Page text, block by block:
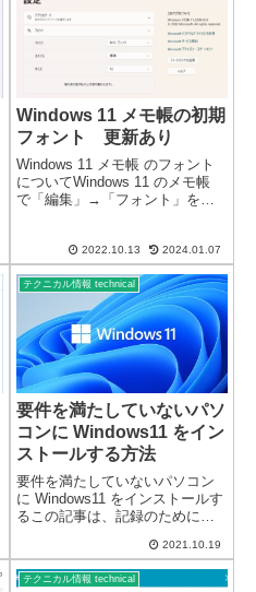
Windows 11 メモ帳の初期
フォント 更新あり
Windows 11 メモ帳 のフォント
についてWindows 11 のメモ帳
で「編集」→「フォント」を、
り変化します。※規定値がない
ので、元に戻したい場合に困り
ます…W...
2022.10.13 2024.01.07
テクニカル情報 technical
要件を満たしていないパソ
コンに Windows11 をイン
ストールする方法
要件を満たしていないパソコン
に Windows11 をインストールす
るこの記事は、記録のために記
は、サポート対象外になるなど
を理解した上で全て自己責任で
す。今回、Microsoft が公表して
2021.10.19
テクニカル情報 technical